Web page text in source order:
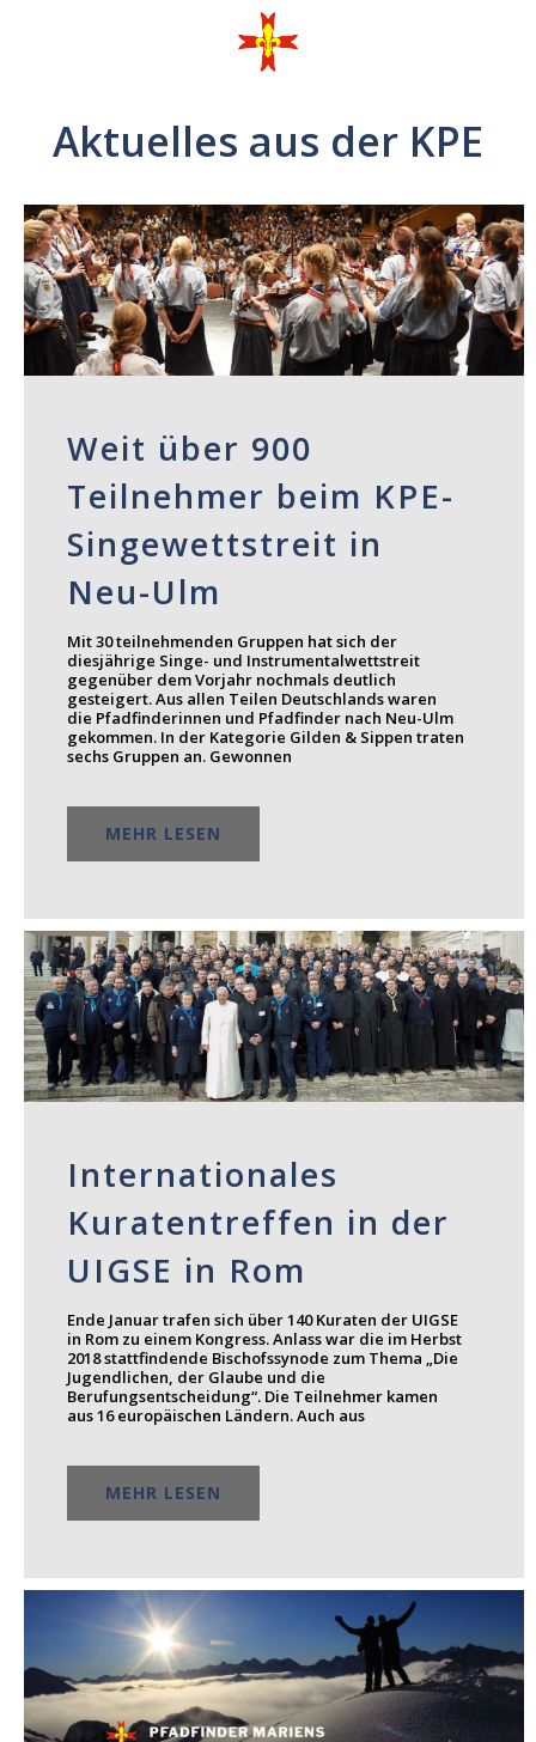
Aktuelles aus der KPE
Weit über 900
Teilnehmer beim KPE-
Singewettstreit in
Neu-Ulm
Mit 30 teilnehmenden Gruppen hat sich der
diesjährige Singe- und Instrumentalwettstreit
gegenüber dem Vorjahr nochmals deutlich
gesteigert. Aus allen Teilen Deutschlands waren
die Pfadfinderinnen und Pfadfinder nach Neu-Ulm
gekommen. In der Kategorie Gilden & Sippen traten
sechs Gruppen an. Gewonnen
MEHR LESEN
Internationales
Kuratentreffen in der
UIGSE in Rom
Ende Januar trafen sich über 140 Kuraten der UIGSE
in Rom zu einem Kongress. Anlass war die im Herbst
2018 stattfindende Bischofssynode zum Thema „Die
Jugendlichen, der Glaube und die
Berufungsentscheidung“. Die Teilnehmer kamen
aus 16 europäischen Ländern. Auch aus
MEHR LESEN